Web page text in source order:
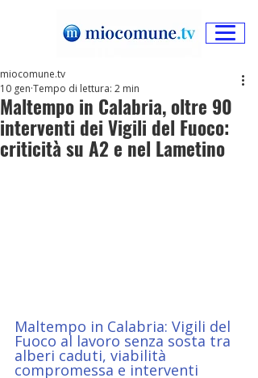
Maltempo in Calabria, oltre 90
interventi dei Vigili del Fuoco:
criticità su A2 e nel Lametino
miocomune.tv
10 gen Tempo di lettura: 2 min
Maltempo in Calabria: Vigili del
Fuoco al lavoro senza sosta tra
alberi caduti, viabilità
compromessa e interventi